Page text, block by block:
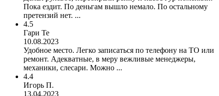
Пока ездит. По деньгам вышло немало. По остальному
претензий нет. ...
4.5
Гари Те
10.08.2023
Удобное место. Легко записаться по телефону на ТО или
ремонт. Адекватные, в меру вежливые менеджеры,
механики, слесари. Можно ...
4.4
Игорь П.
13.04.2023